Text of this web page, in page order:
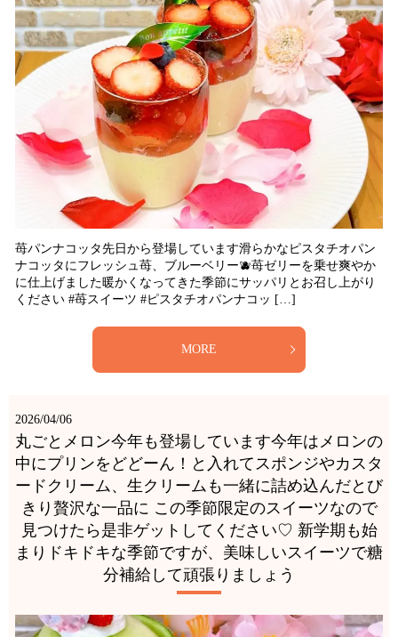
苺パンナコッタ先日から登場しています滑らかなピスタチオパン
ナコッタにフレッシュ苺、ブルーベリー🫐苺ゼリーを乗せ爽やか
に仕上げました暖かくなってきた季節にサッパリとお召し上がり
ください #苺スイーツ #ピスタチオパンナコッ […]
MORE
2026/04/06
丸ごとメロン今年も登場しています今年はメロンの
中にプリンをどどーん！と入れてスポンジやカスタ
ードクリーム、生クリームも一緒に詰め込んだとび
きり贅沢な一品に この季節限定のスイーツなので
見つけたら是非ゲットしてください♡ 新学期も始
まりドキドキな季節ですが、美味しいスイーツで糖
分補給して頑張りましょう